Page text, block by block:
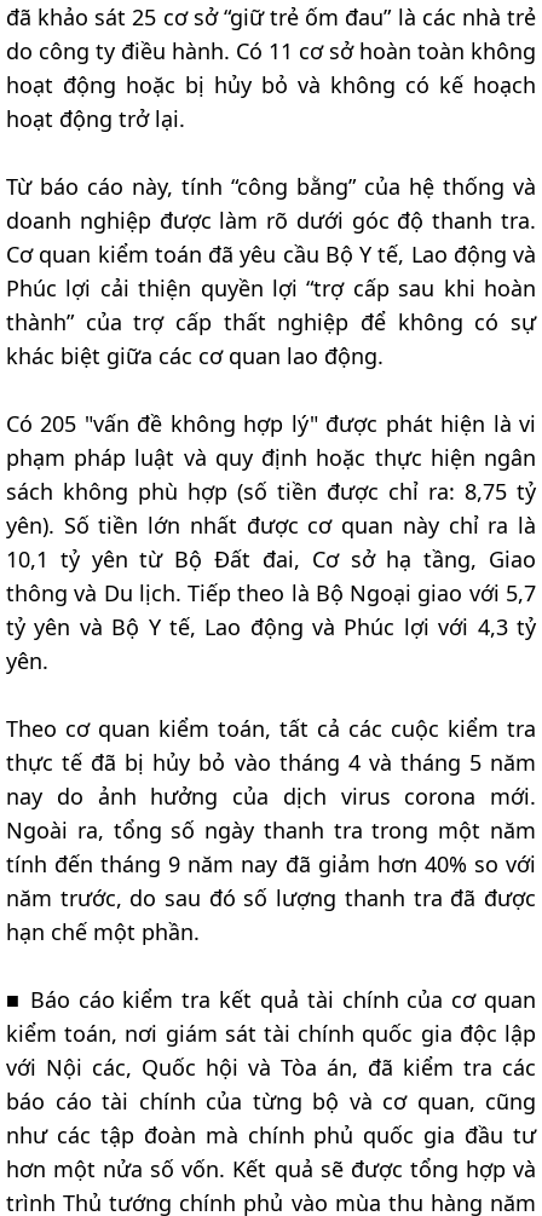
đã khảo sát 25 cơ sở “giữ trẻ ốm đau” là các nhà trẻ
do công ty điều hành. Có 11 cơ sở hoàn toàn không
hoạt động hoặc bị hủy bỏ và không có kế hoạch
hoạt động trở lại.
Từ báo cáo này, tính “công bằng” của hệ thống và
doanh nghiệp được làm rõ dưới góc độ thanh tra.
Cơ quan kiểm toán đã yêu cầu Bộ Y tế, Lao động và
Phúc lợi cải thiện quyền lợi “trợ cấp sau khi hoàn
thành” của trợ cấp thất nghiệp để không có sự
khác biệt giữa các cơ quan lao động.
Có 205 "vấn đề không hợp lý" được phát hiện là vi
phạm pháp luật và quy định hoặc thực hiện ngân
sách không phù hợp (số tiền được chỉ ra: 8,75 tỷ
yên). Số tiền lớn nhất được cơ quan này chỉ ra là
10,1 tỷ yên từ Bộ Đất đai, Cơ sở hạ tầng, Giao
thông và Du lịch. Tiếp theo là Bộ Ngoại giao với 5,7
tỷ yên và Bộ Y tế, Lao động và Phúc lợi với 4,3 tỷ
yên.
Theo cơ quan kiểm toán, tất cả các cuộc kiểm tra
thực tế đã bị hủy bỏ vào tháng 4 và tháng 5 năm
nay do ảnh hưởng của dịch virus corona mới.
Ngoài ra, tổng số ngày thanh tra trong một năm
tính đến tháng 9 năm nay đã giảm hơn 40% so với
năm trước, do sau đó số lượng thanh tra đã được
hạn chế một phần.
■ Báo cáo kiểm tra kết quả tài chính của cơ quan
kiểm toán, nơi giám sát tài chính quốc gia độc lập
với Nội các, Quốc hội và Tòa án, đã kiểm tra các
báo cáo tài chính của từng bộ và cơ quan, cũng
như các tập đoàn mà chính phủ quốc gia đầu tư
hơn một nửa số vốn. Kết quả sẽ được tổng hợp và
trình Thủ tướng chính phủ vào mùa thu hàng năm